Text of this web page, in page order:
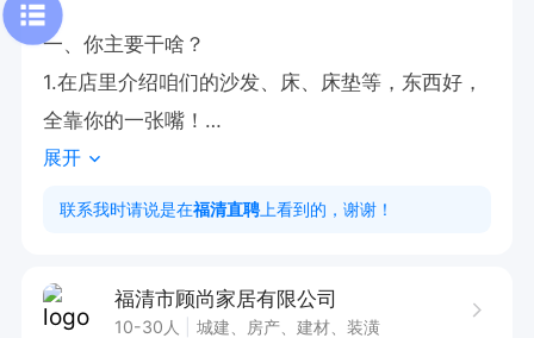
一、​你主要干啥？​​
1.在店里介绍咱们的沙发、床、床垫等，东西好，
全靠你的一张嘴！
2.别怕累，​接待的客户越多，开单越多，钱就越多​
二、​我们要谁？​​
展开
联系我时请说是在福清直聘 上看到的，谢谢！
福清市顾尚家居有限公司
10-30人 城建、房产、建材、装潢